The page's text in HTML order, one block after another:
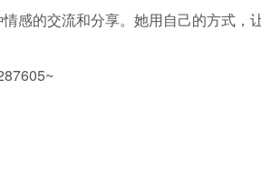
感的交流和分享。她用自己的方式